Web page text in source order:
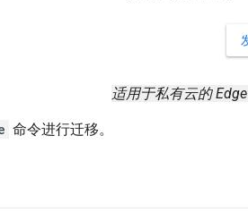
适用于私有云的
命令进行迁移。